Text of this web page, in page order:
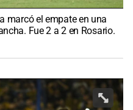
marcó el empate en una
Fue 2 a 2 en Rosario.